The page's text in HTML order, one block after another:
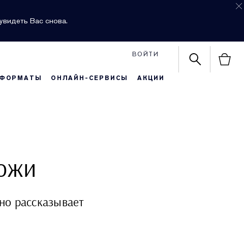
Вас снова.
ВОЙТИ
ОНЛАЙН-СЕРВИСЫ АКЦИИ
рассказывает